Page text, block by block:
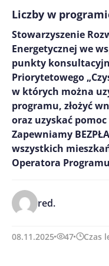
Liczby w programie
Stowarzyszenie
Energetycznej we
punkty
Priorytetowego
w których można
programu, złożyć
oraz uzyskać
Zapewniamy
wszystkich
Operatora
red.
08.11.2025 47 Czas